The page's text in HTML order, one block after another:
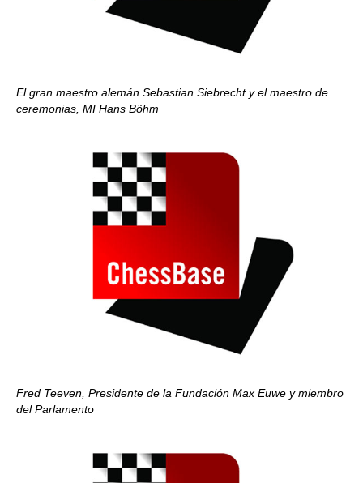
El gran maestro alemán Sebastian Siebrecht y el maestro de
ceremonias, MI Hans Böhm
Fred Teeven, Presidente de la Fundación Max Euwe y miembro
del Parlamento